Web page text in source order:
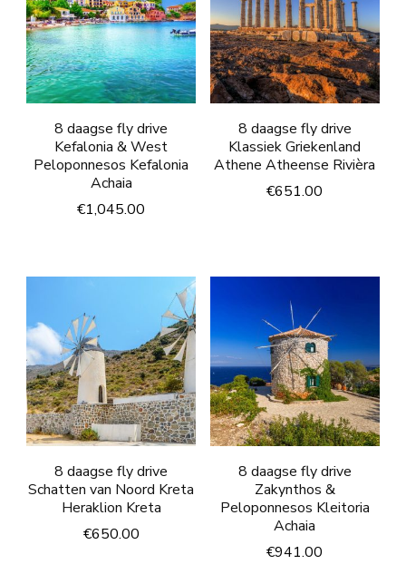
8 daagse fly drive
Kefalonia & West
Peloponnesos Kefalonia
Achaia
€1,045.00
8 daagse fly drive
Klassiek Griekenland
Athene Atheense Rivièra
€651.00
8 daagse fly drive
Schatten van Noord Kreta
Heraklion Kreta
€650.00
8 daagse fly drive
Zakynthos &
Peloponnesos Kleitoria
Achaia
€941.00